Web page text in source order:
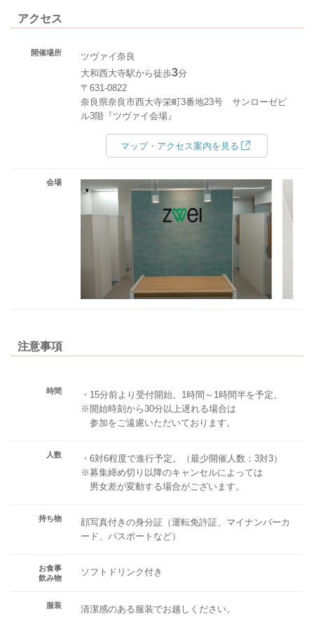
アクセス
開催場所
ツヴァイ奈良
大和西大寺駅から徒歩3分
〒631-0822
奈良県奈良市西大寺栄町3番地23号 サンローゼビ
ル3階『ツヴァイ会場』
マップ・アクセス案内を見る
会場
注意事項
時間
・15分前より受付開始。1時間～1時間半を予定。
※開始時刻から30分以上遅れる場合は
参加をご遠慮いただいております。
人数
・6対6程度で進行予定。（最少開催人数：3対3）
※募集締め切り以降のキャンセルによっては
男女差が変動する場合がございます。
持ち物
顔写真付きの身分証（運転免許証、マイナンバーカ
ード、パスポートなど）
お食事
飲み物
ソフトドリンク付き
服装 清潔感のある服装でお越しください。